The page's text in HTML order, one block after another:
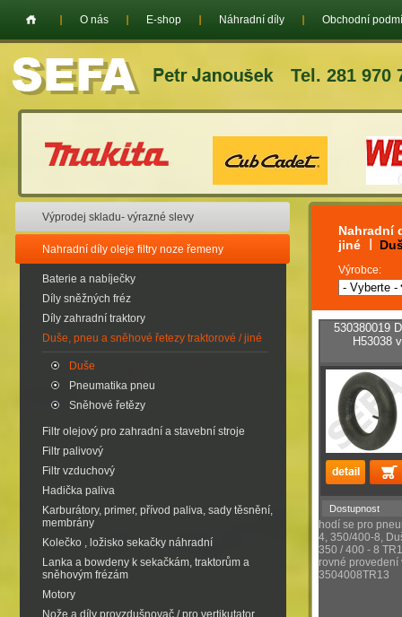
Tel. 281 970
O nás E-shop Náhradní díly Obchodní
Výprodej skladu- výrazné slevy
Nahradní díly oleje filtry noze řemeny
Baterie a nabíječky
Díly sněžných fréz
Díly zahradní traktory
Duše, pneu a sněhové řetezy traktorové / jiné
Duše
Pneumatika pneu
Sněhové řetězy
Filtr olejový pro zahradní a stavební stroje
Filtr palivový
Filtr vzduchový
Hadička paliva
Karburátory, primer, přívod paliva, sady těsnění,
membrány
Kolečko , ložisko sekačky náhradní
Lanka a bowdeny k sekačkám, traktorům a
sněhovým frézám
Motory
Nože a díly provzdušnovač / pro vertikutator
Nahradní
jiné
Výrobce:
530380019
H53038
Dostupnost
hodí se pro
4, 350/400-8,
350 / 400 - 8
rovné provedení
3504008TR13